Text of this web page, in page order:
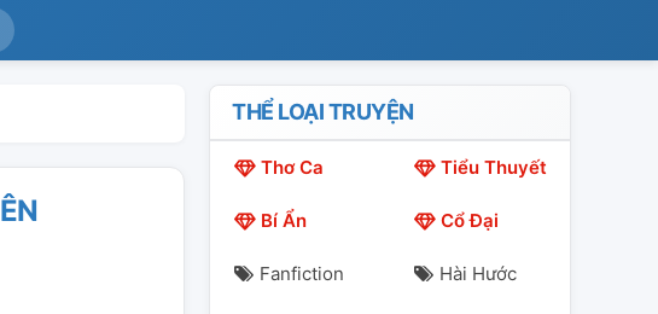
THỂ LOẠI TRUYỆN
Thơ Ca Tiểu Thuyết
Bí Ẩn Cổ Đại
Fanfiction Hài Hước